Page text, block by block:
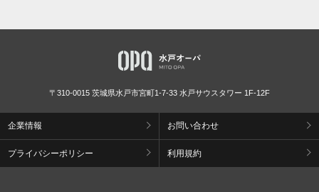
〒310-0015 茨城県水戸市宮町1-7-33 水戸サウスタワー 1F-12F
企業情報 お問い合わせ
プライバシーポリシー 利用規約